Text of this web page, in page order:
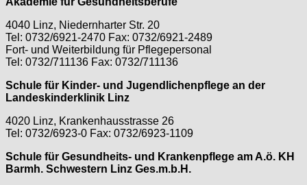
4040 Linz, Niedernharter Str. 20
Tel: 0732/6921-2470 Fax: 0732/6921-2489
Fort- und Weiterbildung für Pflegepersonal
Tel: 0732/711136 Fax: 0732/711136
Schule für Kinder- und Jugendlichenpflege an der
Landeskinderklinik Linz
4020 Linz, Krankenhausstrasse 26
Tel: 0732/6923-0 Fax: 0732/6923-1109
Schule für Gesundheits- und Krankenpflege am A.ö. KH
Barmh. Schwestern Linz Ges.m.b.H.